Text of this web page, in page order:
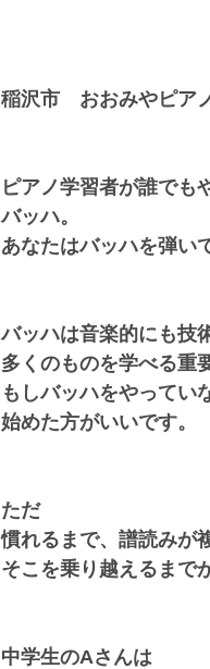
稲沢市　おおみやピア
ピアノ学習者が誰でも
バッハ。
あなたはバッハを弾い
バッハは音楽的にも技
多くのものを学べる重
もしバッハをやってい
始めた方がいいです。
ただ
慣れるまで、譜読みが
そこを乗り越えるまで
中学生のAさんは